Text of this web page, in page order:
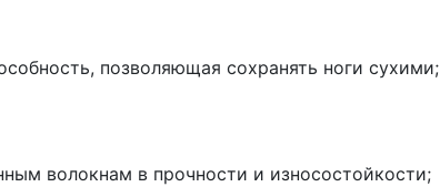
позволяющая сохранять ноги сухими;
волокнам в прочности и износостойкости;